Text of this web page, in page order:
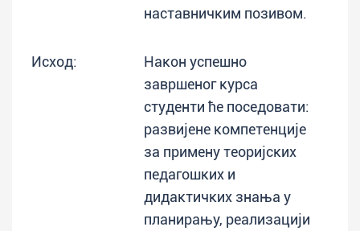
наставничким позивом.
Исход:
Након успешно
завршеног курса
студенти ће поседовати:
развијене компетенције
за примену теоријских
педагошких и
дидактичких знања у
планирању, реализацији